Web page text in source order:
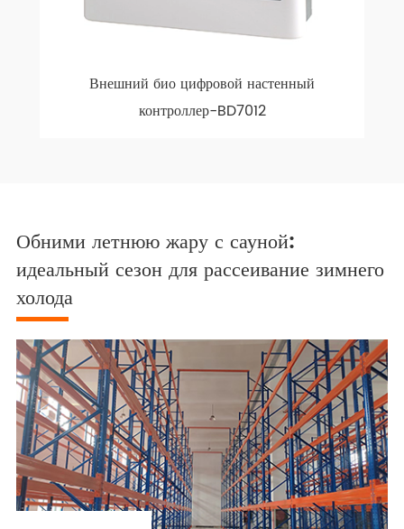
Внешний био цифровой настенный
контроллер-BD7012
Обними летнюю жару с сауной:
идеальный сезон для рассеивание зимнего
холода